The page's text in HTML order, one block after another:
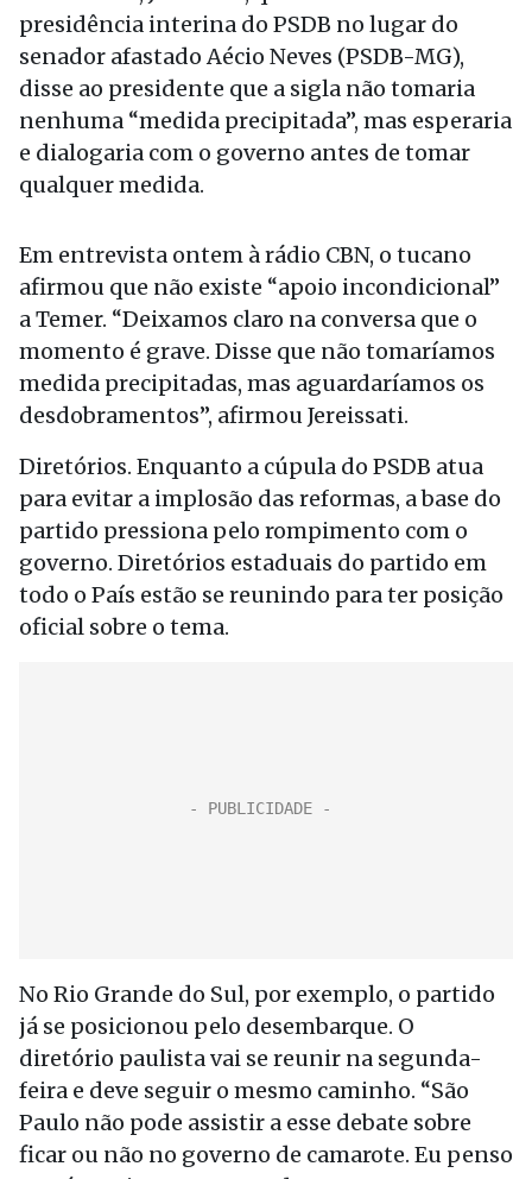
presidência interina do PSDB no lugar do
senador afastado Aécio Neves (PSDB-MG),
disse ao presidente que a sigla não tomaria
nenhuma “medida precipitada”, mas esperaria
e dialogaria com o governo antes de tomar
qualquer medida.
Em entrevista ontem à rádio CBN, o tucano
afirmou que não existe “apoio incondicional”
a Temer. “Deixamos claro na conversa que o
momento é grave. Disse que não tomaríamos
medida precipitadas, mas aguardaríamos os
desdobramentos”, afirmou Jereissati.
Diretórios. Enquanto a cúpula do PSDB atua
para evitar a implosão das reformas, a base do
partido pressiona pelo rompimento com o
governo. Diretórios estaduais do partido em
todo o País estão se reunindo para ter posição
oficial sobre o tema.
No Rio Grande do Sul, por exemplo, o partido
já se posicionou pelo desembarque. O
diretório paulista vai se reunir na segunda-
feira e deve seguir o mesmo caminho. “São
Paulo não pode assistir a esse debate sobre
ficar ou não no governo de camarote. Eu penso